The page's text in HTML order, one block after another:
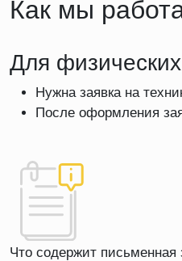
Как мы
Для
Нужна заявка на
После оформления
Что содержит письменная